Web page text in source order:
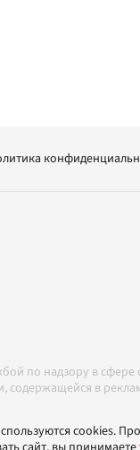
по надзору в
содержащейся в
с Правилами
cookies.